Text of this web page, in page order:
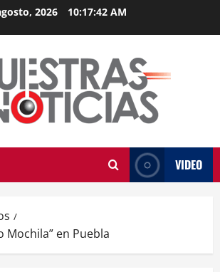
2026 10:17:43 AM
VIDEO
Mochila” en Puebla